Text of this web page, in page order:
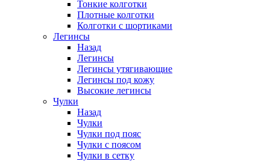
Тонкие колготки
Плотные колготки
Колготки с шортиками
Легинсы
Назад
Легинсы
Легинсы утягивающие
Легинсы под кожу
Высокие легинсы
Чулки
Назад
Чулки
Чулки под пояс
Чулки с поясом
Чулки в сетку